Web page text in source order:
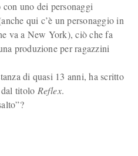
uno dei personaggi
qui c’è un personaggio in
va a New York), ciò che fa
produzione per ragazzini
di quasi 13 anni, ha scritto
titolo Reflex.